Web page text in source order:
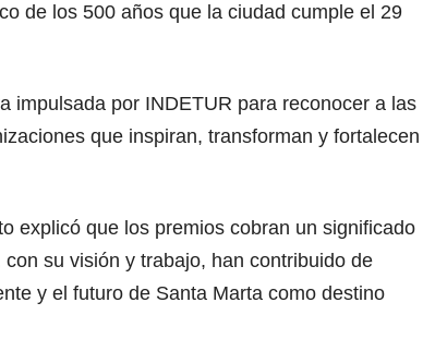
de los 500 años que la ciudad cumple el 29
impulsada por INDETUR para reconocer a las
que inspiran, transforman y fortalecen
explicó que los premios cobran un significado
su visión y trabajo, han contribuido de
y el futuro de Santa Marta como destino